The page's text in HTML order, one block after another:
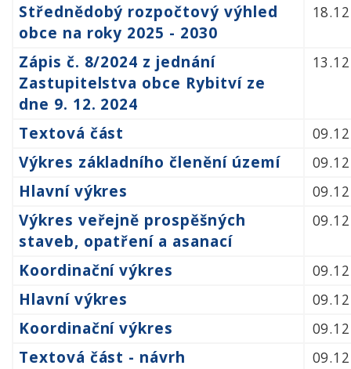
Střednědobý rozpočtový výhled
obce na roky 2025 - 2030
Zápis č. 8/2024 z jednání
Zastupitelstva obce Rybitví ze
dne 9. 12. 2024
Textová část
Výkres základního členění území
Hlavní výkres
Výkres veřejně prospěšných
staveb, opatření a asanací
Koordinační výkres
Hlavní výkres
Koordinační výkres
Textová část - návrh